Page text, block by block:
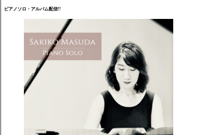
ピアノソロ・アルバム配信!!